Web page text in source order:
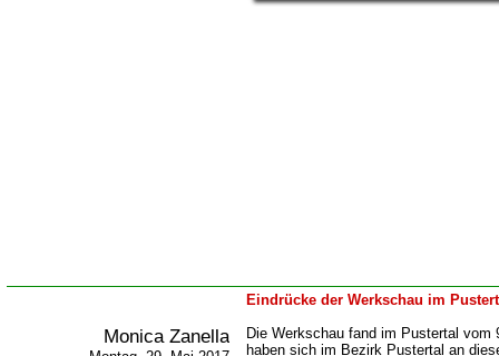
Eindrücke der Werkschau im
Monica Zanella
Die Werkschau fand im Pustertal
haben sich im Bezirk Pustertal an